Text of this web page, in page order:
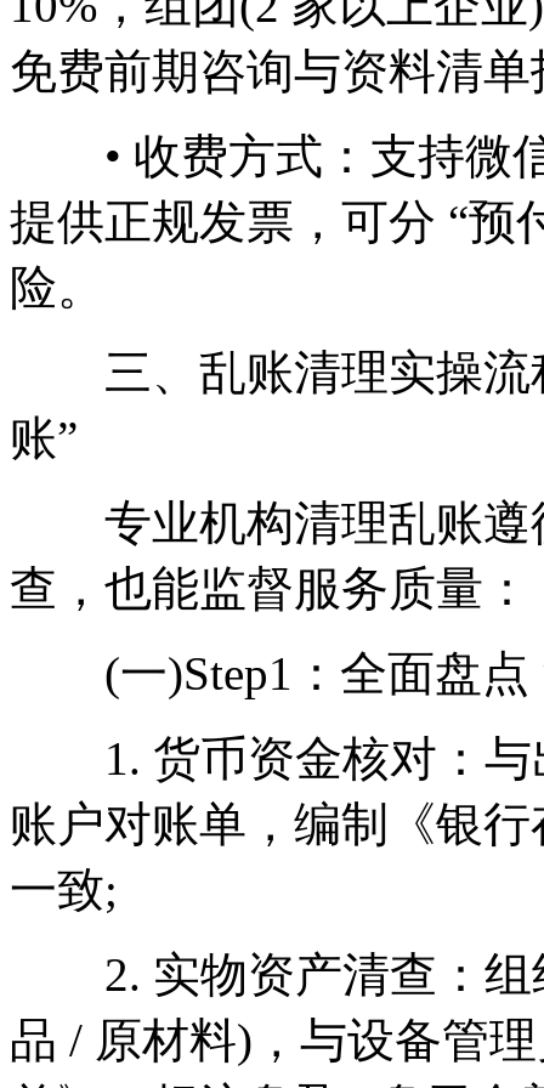
免费前期咨询与资料清单
• 收费方式：支持微
提供正规发票，可分 “预
险。
三、乱账清理实操流
账”
专业机构清理乱账遵
查，也能监督服务质量：
(一)Step1：全面盘点
1. 货币资金核对：与
账户对账单，编制《银
一致;
2. 实物资产清查：组
品 / 原材料)，与设备管